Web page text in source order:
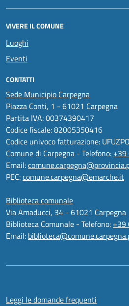
VIVERE IL COMUNE
Luoghi
Eventi
CONTATTI
Sede Municipio Carpegna
Piazza Conti, 1 - 61021 Carpegna
Partita IVA: 00374390417
Codice fiscale: 82005350416
Codice univoco fatturazione: UFUZPO
Comune di Carpegna - Telefono:
Email:
PEC:comune.carpegna@emarche.it
Biblioteca comunale
Via Amaducci, 34 - 61021 Carpegna
Biblioteca Comunale - Telefono: +39
Email:
Leggi le domande frequenti